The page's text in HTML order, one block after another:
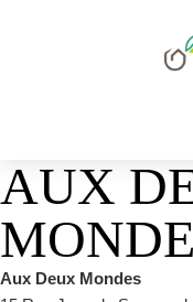
AUX
Aux Deux Mondes